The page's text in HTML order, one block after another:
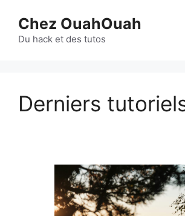
contenu
Chez OuahOuah
Du hack et des tutos
Derniers